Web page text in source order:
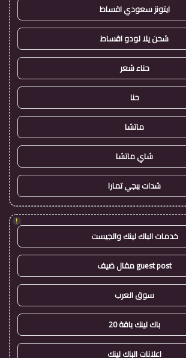
ايتونز سعودي اقساط
شحن يلا لودو اقساط
حناء شعر
حنا
ماتشا
شاي ماتشا
شدات ببجي تمارا
!
خدمات الباك لينك والجيست
guest post مقال ضيف
سوق العرب
باك لينك باقة 20
اعلانات الباك لينك